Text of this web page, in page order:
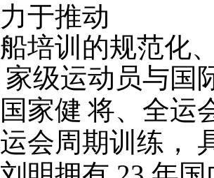
于推动
培训的规范化
家级运动员与国
家健 将、全运
会周期训练，